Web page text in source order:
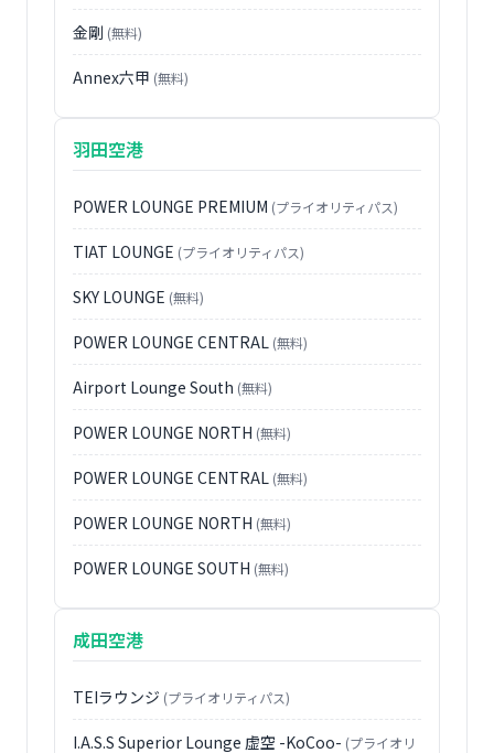
金剛 (無料)
Annex六甲 (無料)
羽田空港
POWER LOUNGE PREMIUM (プライオリティパス)
TIAT LOUNGE (プライオリティパス)
SKY LOUNGE (無料)
POWER LOUNGE CENTRAL (無料)
Airport Lounge South (無料)
POWER LOUNGE NORTH (無料)
POWER LOUNGE CENTRAL (無料)
POWER LOUNGE NORTH (無料)
POWER LOUNGE SOUTH (無料)
成田空港
TEIラウンジ (プライオリティパス)
I.A.S.S Superior Lounge 虚空 -KoCoo- (プライオリ